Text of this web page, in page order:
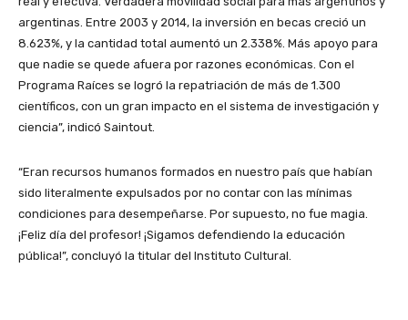
argentinas. Entre 2003 y 2014, la inversión en becas creció un
8.623%, y la cantidad total aumentó un 2.338%. Más apoyo para
que nadie se quede afuera por razones económicas. Con el
Programa Raíces se logró la repatriación de más de 1.300
científicos, con un gran impacto en el sistema de investigación y
ciencia”, indicó Saintout.
“Eran recursos humanos formados en nuestro país que habían
sido literalmente expulsados por no contar con las mínimas
condiciones para desempeñarse. Por supuesto, no fue magia.
¡Feliz día del profesor! ¡Sigamos defendiendo la educación
pública!”, concluyó la titular del Instituto Cultural.